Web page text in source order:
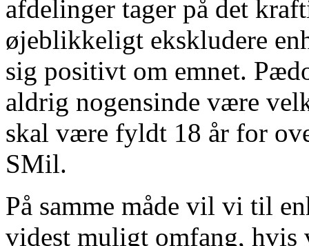
afdelinger tager på det
øjeblikkeligt ekskludere
sig positivt om emnet.
aldrig nogensinde være
skal være fyldt 18 år for
SMil.
På samme måde vil vi til
videst muligt omfang, hvis